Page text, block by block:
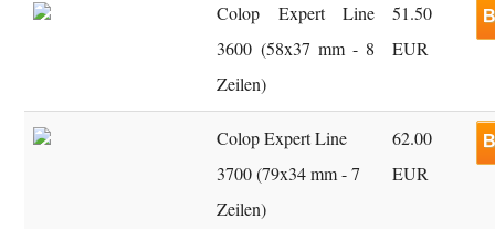
Colop Expert Line
3600 (58x37 mm - 8
Zeilen)
51.50
EUR
Colop Expert Line
3700 (79x34 mm - 7
Zeilen)
62.00
EUR